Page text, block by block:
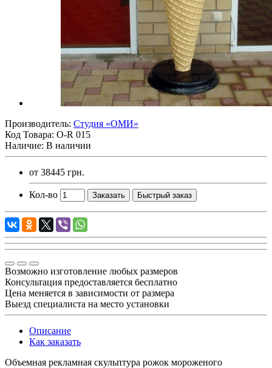
Производитель: Студия «ОМИ»
Код Товара: O-R 015
Наличие: В наличии
от 38445 грн.
Кол-во Заказать Быстрый заказ
Возможно изготовление любых размеров
Консультация предоставляется бесплатно
Цена меняется в зависимости от размера
Выезд специалиста на место установки
Описание
Как заказать
Объемная рекламная скульптура рожок мороженого